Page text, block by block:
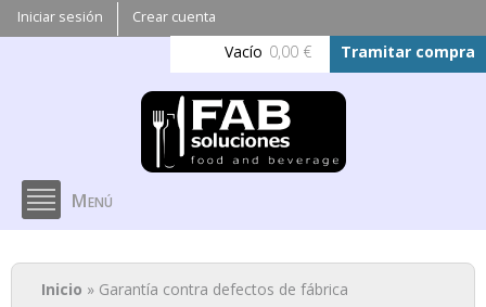
Pasar al
contenido
principal
Iniciar sesión Crear cuenta
Vacío 0,00 € Tramitar compra
Menú
Se encuentra usted aquí
Inicio » Garantía contra defectos de fábrica